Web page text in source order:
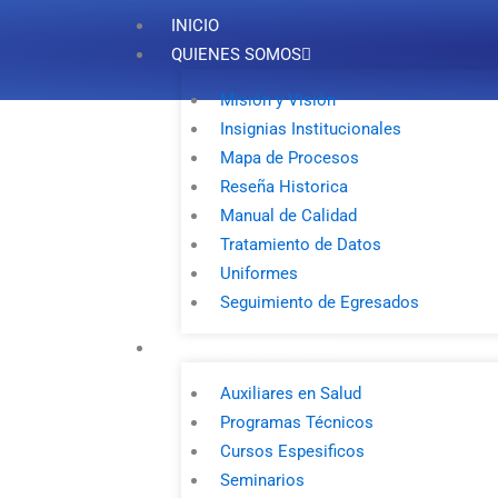
INICIO
QUIENES SOMOS
Misión y Visión
Insignias Institucionales
Mapa de Procesos
Reseña Historica
Manual de Calidad
Tratamiento de Datos
Uniformes
Seguimiento de Egresados
Auxiliares en Salud
Programas Técnicos
Cursos Espesificos
Seminarios